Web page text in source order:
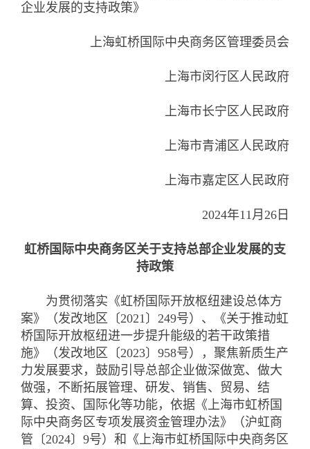
企业发展的支持政策》
上海虹桥国际中央商务区管理委员会
上海市闵行区人民政府
上海市长宁区人民政府
上海市青浦区人民政府
上海市嘉定区人民政府
2024年11月26日
虹桥国际中央商务区关于支持总部企业发展的支
持政策
为贯彻落实《虹桥国际开放枢纽建设总体方
案》（发改地区〔2021〕249号）、《关于推动虹
桥国际开放枢纽进一步提升能级的若干政策措
施》（发改地区〔2023〕958号），聚焦新质生产
力发展要求，鼓励引导总部企业做深做宽、做大
做强，不断拓展管理、研发、销售、贸易、结
算、投资、国际化等功能，依据《上海市虹桥国
际中央商务区专项发展资金管理办法》（沪虹商
管〔2024〕9号）和《上海市虹桥国际中央商务区